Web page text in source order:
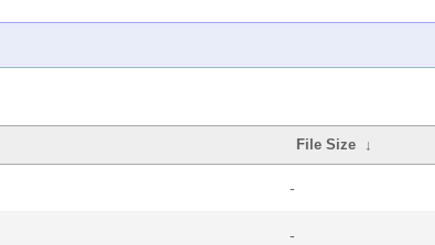
File Size ↓
-
-